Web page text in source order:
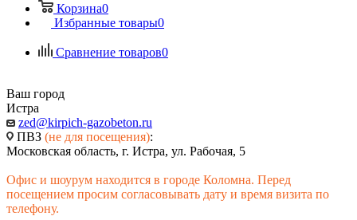
Корзина0
Избранные товары0
Сравнение товаров0
Ваш город
Истра
zed@kirpich-gazobeton.ru
ПВЗ (не для посещения):
Московская область, г. Истра, ул. Рабочая, 5
Офис и шоурум находится в городе Коломна. Перед
посещением просим согласовывать дату и время визита по
телефону.